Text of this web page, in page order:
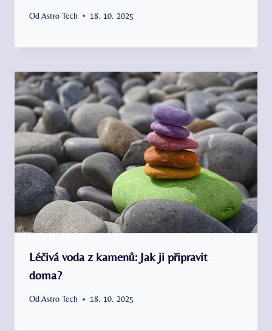
Od Astro Tech 18. 10. 2025
Léčivá voda z kamenů: Jak ji připravit
doma?
Od Astro Tech 18. 10. 2025